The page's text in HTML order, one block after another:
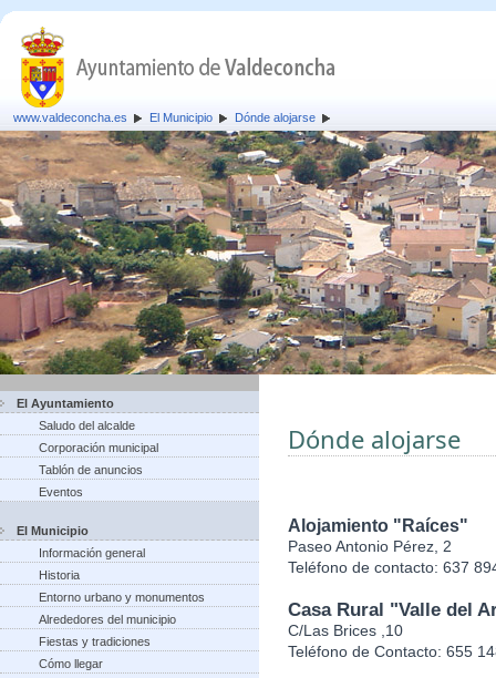
www.valdeconcha.es El Municipio Dónde alojarse
El Ayuntamiento
Saludo del alcalde
Corporación municipal
Tablón de anuncios
Eventos
El Municipio
Información general
Historia
Entorno urbano y monumentos
Alrededores del municipio
Fiestas y tradiciones
Cómo llegar
Dónde alojarse
Alojamiento "Raíces"
Paseo Antonio Pérez, 2
Teléfono de contacto: 637
Casa Rural "Valle del
C/Las Brices ,10
Teléfono de Contacto: 655